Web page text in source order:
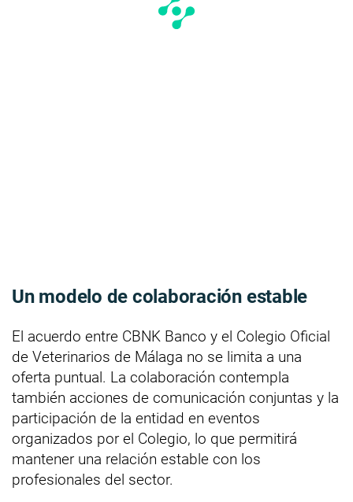
Un modelo de colaboración estable
El acuerdo entre CBNK Banco y el Colegio Oficial
de Veterinarios de Málaga no se limita a una
oferta puntual. La colaboración contempla
también acciones de comunicación conjuntas y la
participación de la entidad en eventos
organizados por el Colegio, lo que permitirá
mantener una relación estable con los
profesionales del sector.